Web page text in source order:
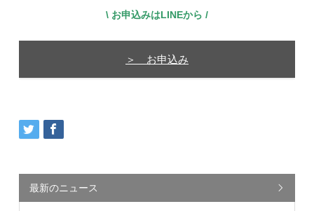
\ お申込みはLINEから /
＞ お申込み
最新のニュース